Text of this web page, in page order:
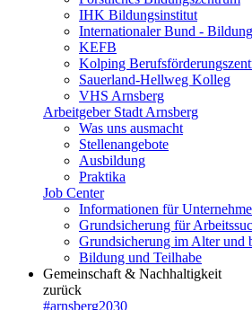
IHK Bildungsinstitut
Internationaler Bund -
KEFB
Kolping
Sauerland-Hellweg Kolleg
VHS Arnsberg
Arbeitgeber Stadt Arnsberg
Was uns ausmacht
Stellenangebote
Ausbildung
Praktika
Job Center
Informationen für
Grundsicherung für
Grundsicherung im Alter und
Bildung und Teilhabe
Gemeinschaft & Nachhaltigkeit
zurück
#arnsberg2030